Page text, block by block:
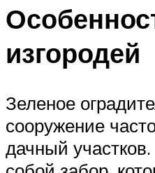
изгородей
Зеленое
сооружение
дачный